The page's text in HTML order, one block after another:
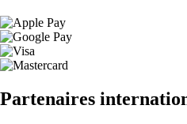
Partenaires